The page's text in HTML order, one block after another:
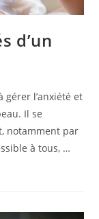
d’un
l’anxiété et
Il se
notamment par
à tous, …